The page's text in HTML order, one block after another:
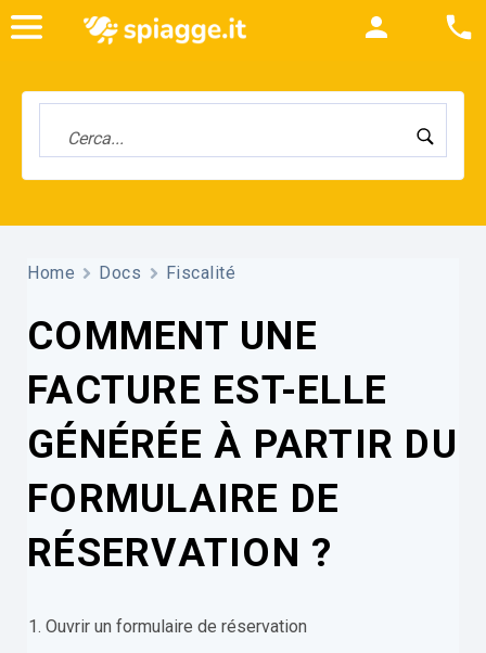
Home Docs Fiscalité
COMMENT UNE
FACTURE EST-ELLE
GÉNÉRÉE À PARTIR DU
FORMULAIRE DE
RÉSERVATION ?
Ouvrir un formulaire de réservation